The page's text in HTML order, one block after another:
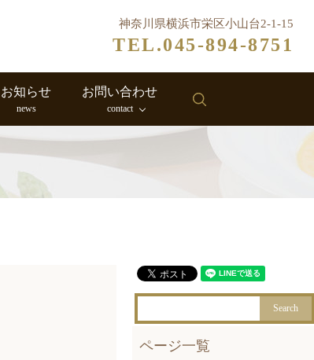
神奈川県横浜市栄区小山台2-1-15
TEL.045-894-8751
お知らせ
news
お問い合わせ
contact